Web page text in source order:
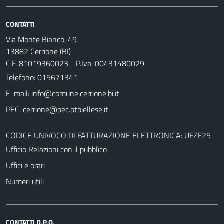
CONTATTI
Via Monte Bianco, 49
13882 Cerrione (BI)
C.F. 81019360023 - P.Iva: 00431480029
Telefono:015671341
E-mail:
PEC:
CODICE UNIVOCO DI FATTURAZIONE ELETTRONICA: UFZF25
Ufficio Relazioni con il pubblico
Uffici e orari
Numeri utili